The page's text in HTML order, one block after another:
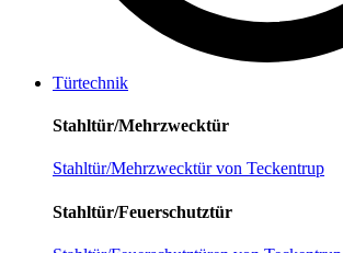
Türtechnik
Stahltür/Mehrzwecktür
Stahltür/Mehrzwecktür von Teckentrup
Stahltür/Feuerschutztür